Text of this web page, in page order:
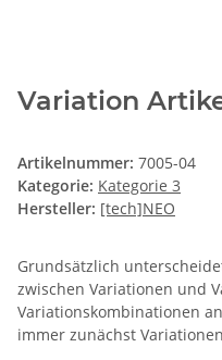
Variation
Artikelnummer: 7005-04
Kategorie: Kategorie 3
Hersteller: [tech]NEO
Grundsätzlich
zwischen Variationen und
Variationskombinationen
immer zunächst